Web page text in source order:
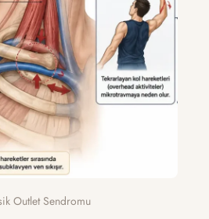
Outlet Sendromu